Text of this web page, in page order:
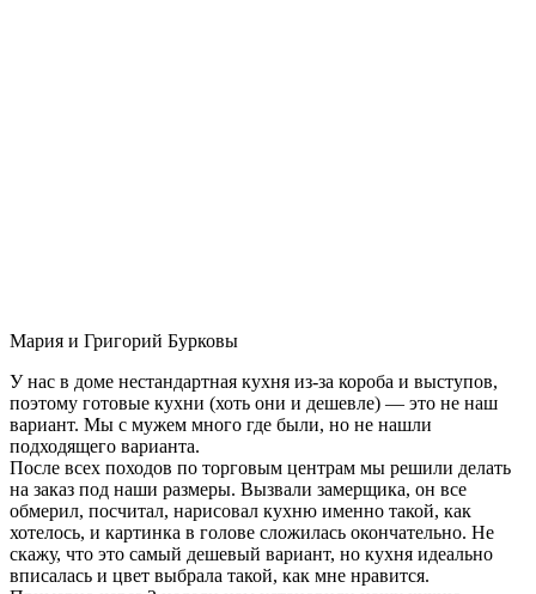
Мария и Григорий Бурковы
У нас в доме нестандартная кухня из-за короба и выступов,
поэтому готовые кухни (хоть они и дешевле) — это не наш
вариант. Мы с мужем много где были, но не нашли
подходящего варианта.
После всех походов по торговым центрам мы решили делать
на заказ под наши размеры. Вызвали замерщика, он все
обмерил, посчитал, нарисовал кухню именно такой, как
хотелось, и картинка в голове сложилась окончательно. Не
скажу, что это самый дешевый вариант, но кухня идеально
вписалась и цвет выбрала такой, как мне нравится.